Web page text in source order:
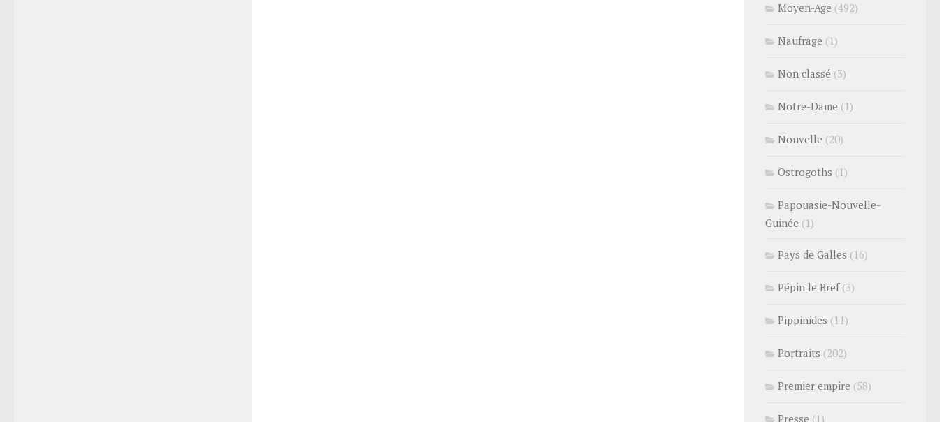
Moyen-Age (492)
Naufrage (1)
Non classé (3)
Notre-Dame (1)
Nouvelle (20)
Ostrogoths (1)
Papouasie-Nouvelle-
Guinée (1)
Pays de Galles (16)
Pépin le Bref(3)
Pippinides (11)
Portraits (202)
Premier empire (58)
Presse (1)